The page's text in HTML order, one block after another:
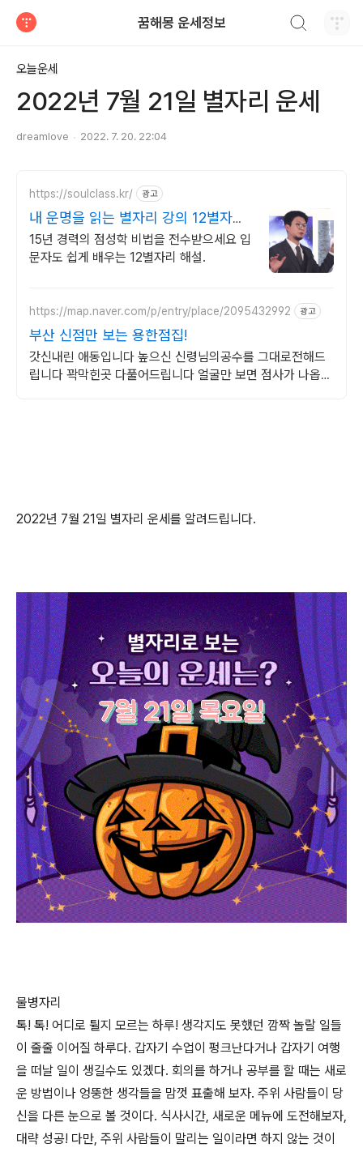
꿈해몽 운세정보
오늘운세
2022년 7월 21일 별자리 운세
dreamlove 2022. 7. 20. 22:04
https://soulclass.kr/ 광고
내 운명을 읽는 별자리 강의 12별자리
입문 강의
15년 경력의 점성학 비법을 전수받으세요 입
문자도 쉽게 배우는 12별자리 해설.
https://map.naver.com/p/entry/place/2095432992 광고
부산 신점만 보는 용한점집!
갓신내린 애동입니다 높으신 신령님의공수를 그대로전해드
립니다 꽉막힌곳 다풀어드립니다 얼굴만 보면 점사가 나옵니
2022년 7월 21일 별자리 운세를 알려드립니다.
물병자리
톡! 톡! 어디로 튈지 모르는 하루! 생각지도 못했던 깜짝 놀랄 일들
이 줄줄 이어질 하루다. 갑자기 수업이 펑크난다거나 갑자기 여행
을 떠날 일이 생길수도 있겠다. 회의를 하거나 공부를 할 때는 새로
운 방법이나 엉뚱한 생각들을 맘껏 표출해 보자. 주위 사람들이 당
신을 다른 눈으로 볼 것이다. 식사시간, 새로운 메뉴에 도전해보자,
대략 성공! 다만, 주위 사람들이 말리는 일이라면 하지 않는 것이